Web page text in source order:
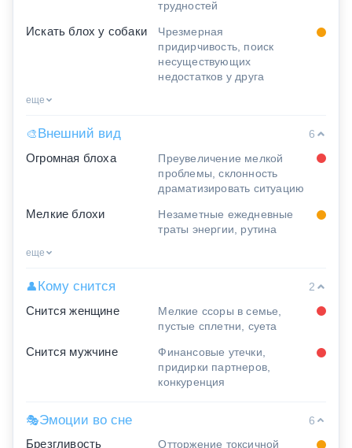
трудностей
Искать блох у собаки
Чрезмерная
придирчивость, поиск
несуществующих
недостатков у друга
еще
🎨Внешний вид
6
Огромная блоха
Преувеличение мелкой
проблемы, склонность
драматизировать ситуацию
Мелкие блохи
Незаметные ежедневные
траты энергии, рутина
еще
👤Кому снится
2
Снится женщине
Мелкие ссоры в семье,
пустые сплетни, суета
Снится мужчине
Финансовые утечки,
придирки партнеров,
конкуренция
🎭Эмоции во сне
6
Брезгливость
Отторжение токсичной